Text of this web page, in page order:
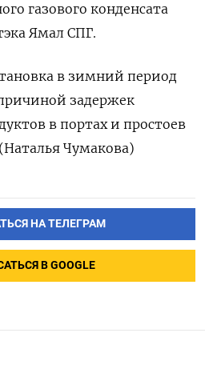
газового конденсата
Ямал СПГ.
в зимний период
задержек
в портах и простоев
Чумакова)
НА ТЕЛЕГРАМ
В GOOGLE